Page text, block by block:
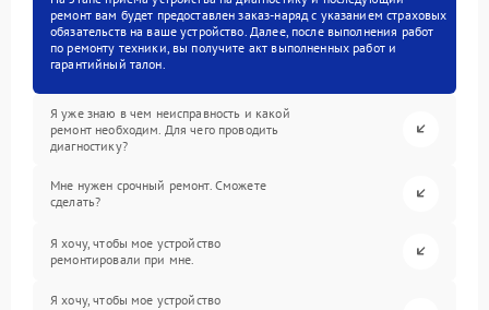
ремонт вам будет предоставлен заказ-наряд с указанием страховых
обязательств на ваше устройство. Далее, после выполнения работ
по ремонту техники, вы получите акт выполненных работ и
гарантийный талон.
Я уже знаю в чем неисправность и какой
ремонт необходим. Для чего проводить
диагностику?
Мне нужен срочный ремонт. Сможете
сделать?
Я хочу, чтобы мое устройство
ремонтировали при мне.
Я хочу, чтобы мое устройство